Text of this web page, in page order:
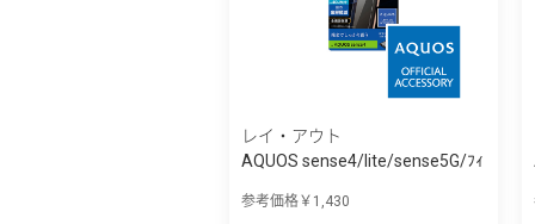
レイ・アウト
AQUOS sense4/lite/sense5G/ﾌｨ
参考価格￥1,430